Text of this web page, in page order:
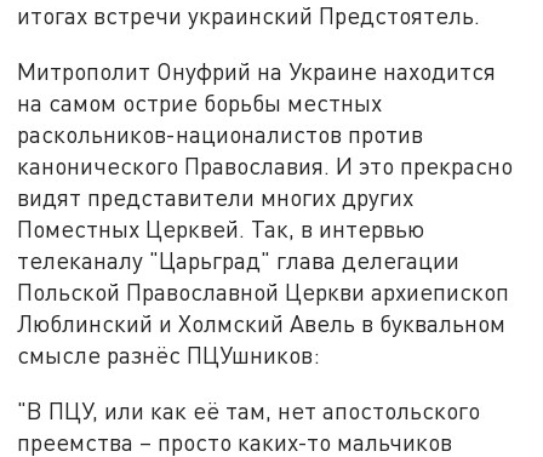
итогах встречи украинский Предстоятель.
Митрополит Онуфрий на Украине находится
на самом острие борьбы местных
раскольников-националистов против
канонического Православия. И это прекрасно
видят представители многих других
Поместных Церквей. Так, в интервью
телеканалу "Царьград" глава делегации
Польской Православной Церкви архиепископ
Люблинский и Холмский Авель в буквальном
смысле разнёс ПЦУшников:
"В ПЦУ, или как её там, нет апостольского
преемства – просто каких-то мальчиков